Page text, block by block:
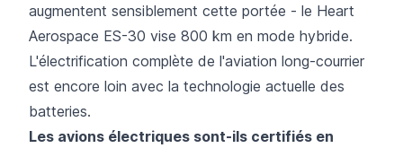
augmentent sensiblement cette portée - le Heart
Aerospace ES-30 vise 800 km en mode hybride.
L'électrification complète de l'aviation long-courrier
est encore loin avec la technologie actuelle des
batteries.
Les avions électriques sont-ils certifiés en